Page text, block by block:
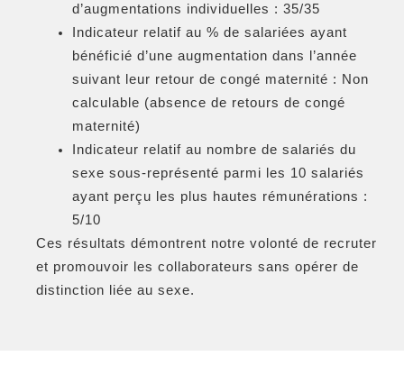
d’augmentations individuelles : 35/35
Indicateur relatif au % de salariées ayant
bénéficié d’une augmentation dans l’année
suivant leur retour de congé maternité : Non
calculable (absence de retours de congé
maternité)
Indicateur relatif au nombre de salariés du
sexe sous-représenté parmi les 10 salariés
ayant perçu les plus hautes rémunérations :
5/10
Ces résultats démontrent notre volonté de recruter
et promouvoir les collaborateurs sans opérer de
distinction liée au sexe.